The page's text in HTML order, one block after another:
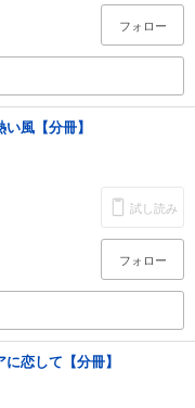
フォロー
風【分冊】
試し読み
フォロー
恋して【分冊】